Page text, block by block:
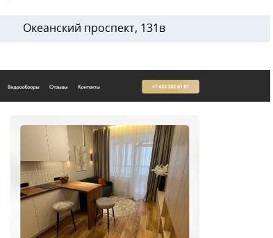
Океанский проспект, 131в